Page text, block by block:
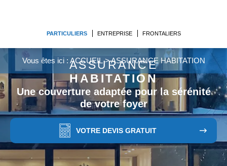
PARTICULIERS ENTREPRISE FRONTALIERS
Vous êtes ici : ACCUEIL>ASSURANCE HABITATION
ASSURANCE
HABITATION
Une couverture adaptée pour la sérénité
de votre foyer
VOTRE DEVIS GRATUIT